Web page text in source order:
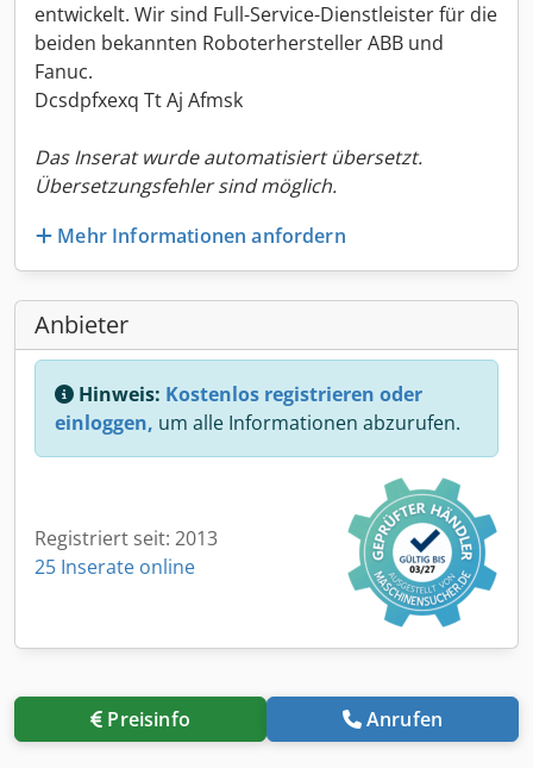
entwickelt. Wir sind Full-Service-Dienstleister für die
beiden bekannten Roboterhersteller ABB und
Fanuc.
Dcsdpfxexq Tt Aj Afmsk
Das Inserat wurde automatisiert übersetzt.
Übersetzungsfehler sind möglich.
Mehr Informationen anfordern
Anbieter
Hinweis: Kostenlos registrieren oder
einloggen, um alle Informationen abzurufen.
Registriert seit: 2013
25 Inserate online
Preisinfo Anrufen